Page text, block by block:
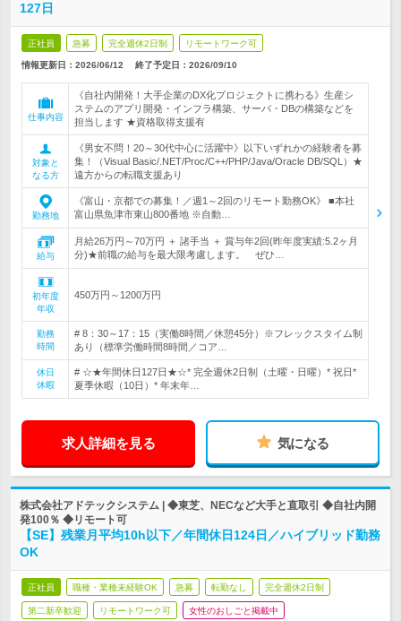
127日
正社員 急募 完全週休2日制 リモートワーク可
情報更新日：2026/06/12 終了予定日： 2026/09/10
仕事内容
《自社内開発！大手企業のDX化プロジェクトに携わる》生産シ
ステムのアプリ開発・インフラ構築、サーバ・DBの構築などを
担当します ★資格取得支援有
対象と
なる方
《男女不問！20～30代中心に活躍中》以下いずれかの経験者を募
集！（Visual Basic/.NET/Proc/C++/PHP/Java/Oracle DB/SQL）★
遠方からの転職支援あり
勤務地
《富山・京都での募集！／週1～2回のリモート勤務OK》 ■本社
富山県魚津市東山800番地 ※自動…
給与
月給26万円～70万円 ＋ 諸手当 ＋ 賞与年2回(昨年度実績:5.2ヶ月
分)★前職の給与を最大限考慮します。 ぜひ…
初年度
年収
450万円～1200万円
勤務
時間
# 8：30～17：15（実働8時間／休憩45分）※フレックスタイム制
あり（標準労働時間8時間／コア…
休日
休暇
# ☆★年間休日127日★☆* 完全週休2日制（土曜・日曜）* 祝日*
夏季休暇（10日）* 年末年…
求人詳細を見る 気になる
株式会社アドテックシステム | ◆東芝、NECなど大手と直取引 ◆自社内開
発100％ ◆リモート可
【SE】残業月平均10h以下／年間休日124日／ハイブリッド勤務
OK
正社員 職種・業種未経験OK 急募 転勤なし 完全週休2日制
第二新卒歓迎 リモートワーク可 女性のおしごと掲載中